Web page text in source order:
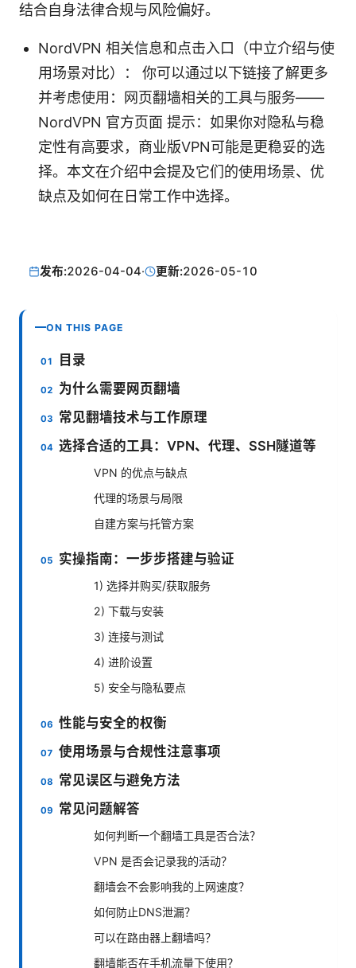
结合自身法律合规与风险偏好。
NordVPN 相关信息和点击入口（中立介绍与使
用场景对比）： 你可以通过以下链接了解更多
并考虑使用：网页翻墙相关的工具与服务——
NordVPN 官方页面 提示：如果你对隐私与稳
定性有高要求，商业版VPN可能是更稳妥的选
择。本文在介绍中会提及它们的使用场景、优
缺点及如何在日常工作中选择。
发布:2026-04-04· 更新:2026-05-10
ON THIS PAGE
目录
为什么需要网页翻墙
常见翻墙技术与工作原理
选择合适的工具：VPN、代理、SSH隧道等
VPN 的优点与缺点
代理的场景与局限
自建方案与托管方案
实操指南：一步步搭建与验证
1) 选择并购买/获取服务
2) 下载与安装
3) 连接与测试
4) 进阶设置
5) 安全与隐私要点
性能与安全的权衡
使用场景与合规性注意事项
常见误区与避免方法
常见问题解答
如何判断一个翻墙工具是否合法？
VPN 是否会记录我的活动？
翻墙会不会影响我的上网速度？
如何防止DNS泄漏？
可以在路由器上翻墙吗？
翻墙能否在手机流量下使用？